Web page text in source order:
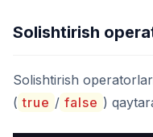
Solishtirish
Solishtirish
( true / false )